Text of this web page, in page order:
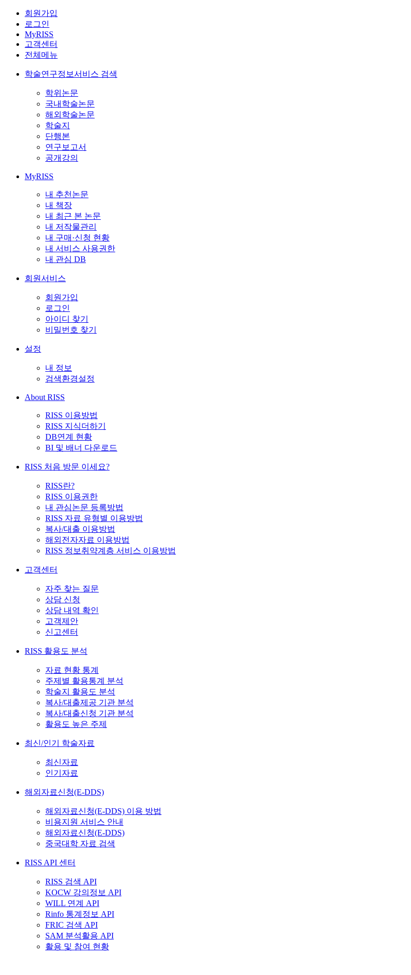
회원가입
로그인
MyRISS
고객센터
전체메뉴
학술연구정보서비스 검색
학위논문
국내학술논문
해외학술논문
학술지
단행본
연구보고서
공개강의
MyRISS
내 추천논문
내 책장
내 최근 본 논문
내 저작물관리
내 구매·신청 현황
내 서비스 사용권한
내 관심 DB
회원서비스
회원가입
로그인
아이디 찾기
비밀번호 찾기
설정
내 정보
검색환경설정
About RISS
RISS 이용방법
RISS 지식더하기
DB연계 현황
BI 및 배너 다운로드
RISS 처음 방문 이세요?
RISS란?
RISS 이용권한
내 관심논문 등록방법
RISS 자료 유형별 이용방법
복사/대출 이용방법
해외전자자료 이용방법
RISS 정보취약계층 서비스 이용방법
고객센터
자주 찾는 질문
상담 신청
상담 내역 확인
고객제안
신고센터
RISS 활용도 분석
자료 현황 통계
주제별 활용통계 분석
학술지 활용도 분석
복사/대출제공 기관 분석
복사/대출신청 기관 분석
활용도 높은 주제
최신/인기 학술자료
최신자료
인기자료
해외자료신청(E-DDS)
해외자료신청(E-DDS) 이용 방법
비용지원 서비스 안내
해외자료신청(E-DDS)
중국대학 자료 검색
RISS API 센터
RISS 검색 API
KOCW 강의정보 API
WILL 연계 API
Rinfo 통계정보 API
FRIC 검색 API
SAM 분석활용 API
활용 및 참여 현황